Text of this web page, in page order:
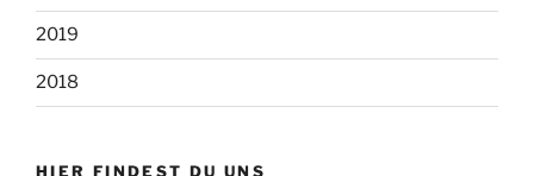
2019
2018
HIER FINDEST DU UNS